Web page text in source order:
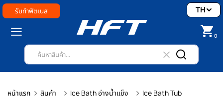
รับทำฟิตเนส
0
TH
หน้าแรก สินค้า Ice Bath อ่างน้ำแข็ง
Ice Bath Tub